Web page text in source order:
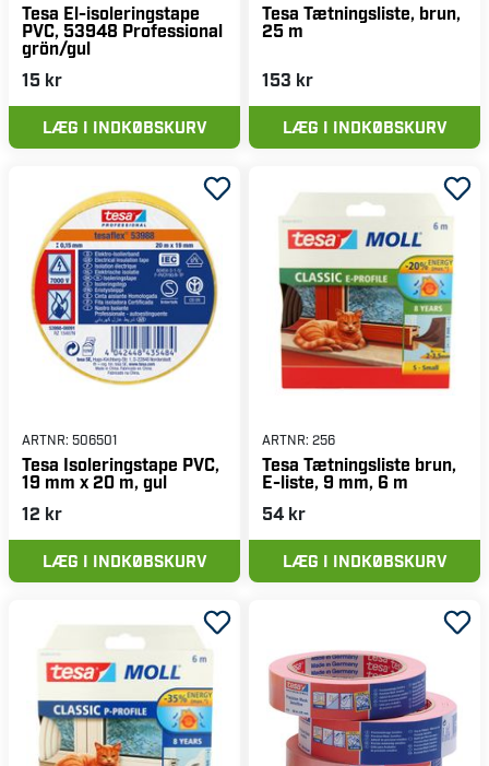
Tesa El-isoleringstape
PVC, 53948 Professional
grön/gul
15 kr
LÆG I INDKØBSKURV
Tesa Tætningsliste, brun,
25 m
153 kr
LÆG I INDKØBSKURV
ARTNR: 506501
Tesa Isoleringstape PVC,
19 mm x 20 m, gul
12 kr
LÆG I INDKØBSKURV
ARTNR: 256
Tesa Tætningsliste brun,
E-liste, 9 mm, 6 m
54 kr
LÆG I INDKØBSKURV